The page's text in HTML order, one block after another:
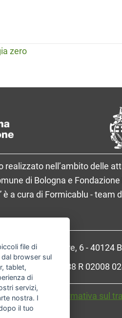
zero
realizzato nell’ambito delle
di Bologna e
è a cura di Formicablu -
Piazza Maggiore, 6 - 40124
- Cod. IBAN: IT 88 R 02008
dei valori Informativa sul
file di
browser sul
tablet,
di
servizi,
nostra. I
il tuo